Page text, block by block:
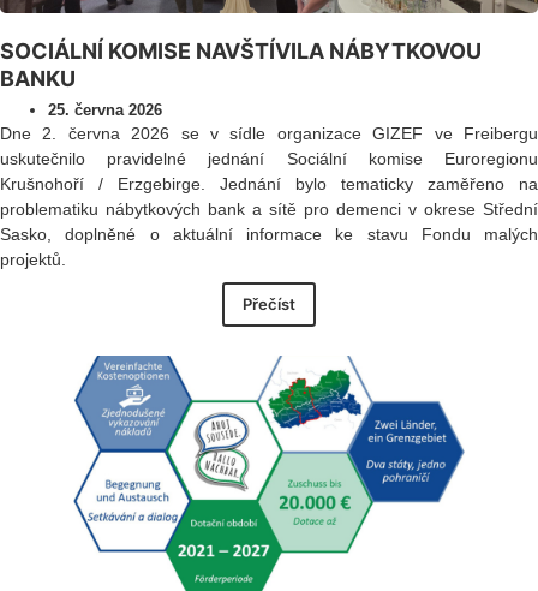
SOCIÁLNÍ KOMISE NAVŠTÍVILA NÁBYTKOVOU
BANKU
25. června 2026
Dne 2. června 2026 se v sídle organizace GIZEF ve Freibergu
uskutečnilo pravidelné jednání Sociální komise Euroregionu
Krušnohoří / Erzgebirge. Jednání bylo tematicky zaměřeno na
problematiku nábytkových bank a sítě pro demenci v okrese Střední
Sasko, doplněné o aktuální informace ke stavu Fondu malých
projektů.
Přečíst